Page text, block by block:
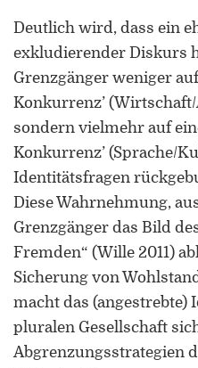
Studies”
(UniGR-
„Border
Orders”
Deutlich wird, dass ein
exkludierender Diskurs
Grenzgänger weniger
Konkurrenz’
sondern vielmehr auf
Konkurrenz’ (Sprache/
Identitätsfragen
Diese Wahrnehmung,
Grenzgänger das Bild
Fremden“ (Wille 2011)
Sicherung von
macht das (angestrebte)
pluralen Gesellschaft
Abgrenzungsstrategien